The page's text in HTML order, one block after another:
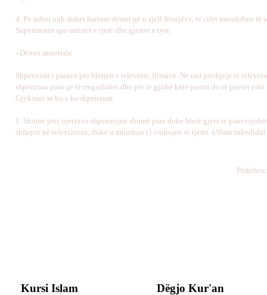
4. Po ashtu nuk duhet harruar dëmet që u sjell fëmijëve, të cilët mundohen të
Supermenin apo artistët e tjerë dhe gjestet e tyre.
- Dëmet materiale
Shpenzimi i parave për blerjen e televorit, filmave. Në rast prishjeje të
shpenzuar para që të rregullohet dhe për të gjithë këtë pasuri do të pyetet robi
Gjykimit se ku e ka shpenzuar.
1. Shumë prej njerëzve shpenzojnë shumë para duke blerë gjëra të
shfaqen në televizione, duke u munduar t'i emitojnë të tjerët. (Ahtar
Kursi Islam Dëgjo Kur'an